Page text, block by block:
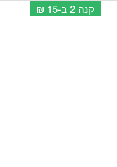
קנה 2 ב-15 ₪